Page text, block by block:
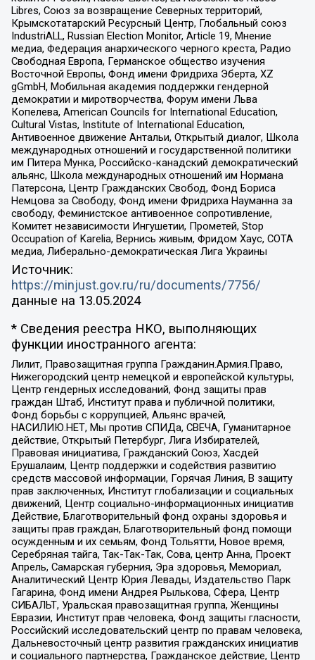
Libres, Союз за возвращение Северных территорий,
Крымскотатарский Ресурсный Центр, Глобальный союз
IndustriALL, Russian Election Monitor, Article 19, Мнение
медиа, Федерация анархического черного креста, Радио
Свободная Европа, Германское общество изучения
Восточной Европы, Фонд имени Фридриха Эберта, XZ
gGmbH, Мобильная академия поддержки гендерной
демократии и миротворчества, Форум имени Льва
Копелева, American Councils for International Education,
Cultural Vistas, Institute of International Education,
Антивоенное движение Антальи, Открытый диалог, Школа
международных отношений и государственной политики
им Питера Мунка, Российско-канадский демократический
альянс, Школа международных отношений им Нормана
Патерсона, Центр Гражданских Свобод, Фонд Бориса
Немцова за Свободу, Фонд имени Фридриха Науманна за
свободу, Феминистское антивоенное сопротивление,
Комитет независимости Ингушетии, Прометей, Stop
Occupation of Karelia, Вернись живым, Фридом Хаус, СОТА
медиа, Либерально-демократическая Лига Украины
Источник:
https://minjust.gov.ru/ru/documents/7756/
данные на 13.05.2024
* Сведения реестра НКО, выполняющих
функции иностранного агента:
Лилит, Правозащитная группа Гражданин.Армия.Право,
Нижегородский центр немецкой и европейской культуры,
Центр гендерных исследований, Фонд защиты прав
граждан Штаб, Институт права и публичной политики,
Фонд борьбы с коррупцией, Альянс врачей,
НАСИЛИЮ.НЕТ, Мы против СПИДа, СВЕЧА, Гуманитарное
действие, Открытый Петербург, Лига Избирателей,
Правовая инициатива, Гражданский Союз, Хасдей
Ерушалаим, Центр поддержки и содействия развитию
средств массовой информации, Горячая Линия, В защиту
прав заключенных, Институт глобализации и социальных
движений, Центр социально-информационных инициатив
Действие, Благотворительный фонд охраны здоровья и
защиты прав граждан, Благотворительный фонд помощи
осужденным и их семьям, Фонд Тольятти, Новое время,
Серебряная тайга, Так-Так-Так, Сова, центр Анна, Проект
Апрель, Самарская губерния, Эра здоровья, Мемориал,
Аналитический Центр Юрия Левады, Издательство Парк
Гагарина, Фонд имени Андрея Рылькова, Сфера, Центр
СИБАЛЬТ, Уральская правозащитная группа, Женщины
Евразии, Институт прав человека, Фонд защиты гласности,
Российский исследовательский центр по правам человека,
Дальневосточный центр развития гражданских инициатив
и социального партнерства, Гражданское действие, Центр